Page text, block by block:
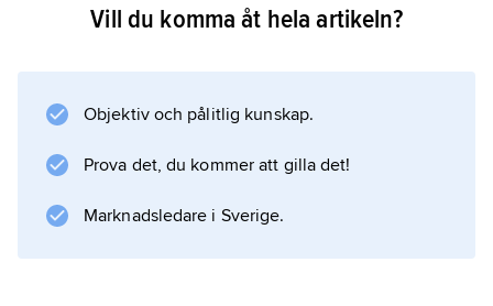
och Svealand liksom från såväl östra som
omgivande, glesare befolkade skogsbygden,
där bergshantering var betydelsefull. Hyttor
södra Närke redan
Vill du komma åt hela artikeln?
Objektiv och pålitlig kunskap.
Prova det, du kommer att gilla det!
Marknadsledare i Sverige.